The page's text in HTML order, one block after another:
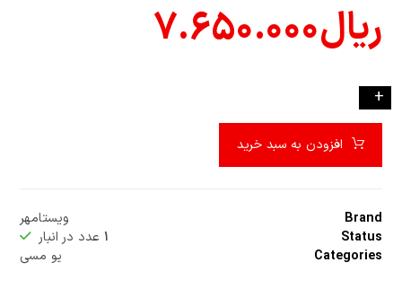
ریال۷.۶۵۰.۰۰۰
+
افزودن به سبد خرید
Brand
ویستامهر
Status
۱ عدد در انبار
Categories
یو مسی